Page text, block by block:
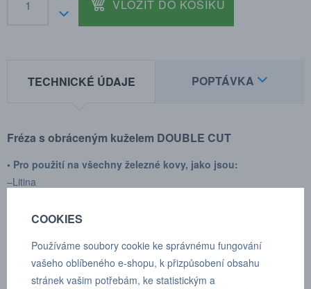
VLOŽIT DO KOŠÍKU
TECHNICKÉ ÚDAJE POPTÁVKA
Fréza s obráceným kuželem DOUBLE CUT
• Pro použití na všechny železné kovy, jako jsou:
–Litina
– Nerezová ocel (INOX)
• Dále měď, mosaz, bronz
Vysoký řezný účinek díky příčnému řezu
COOKIES
Používáme soubory cookie ke správnému fungování
vašeho oblíbeného e-shopu, k přizpůsobení obsahu
stránek vašim potřebám, ke statistickým a